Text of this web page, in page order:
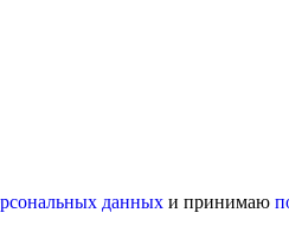
данных и принимаю